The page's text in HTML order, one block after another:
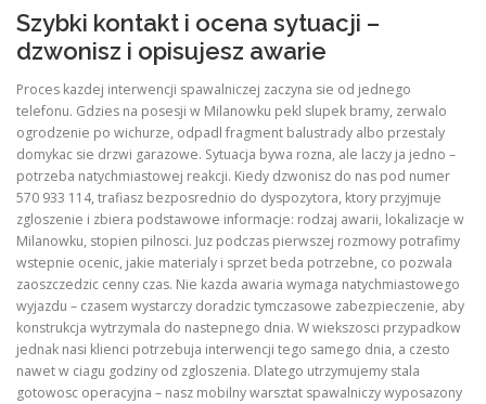
Szybki kontakt i ocena sytuacji –
dzwonisz i opisujesz awarie
Proces kazdej interwencji spawalniczej zaczyna sie od jednego
telefonu. Gdzies na posesji w Milanowku pekl slupek bramy, zerwalo
ogrodzenie po wichurze, odpadl fragment balustrady albo przestaly
domykac sie drzwi garazowe. Sytuacja bywa rozna, ale laczy ja jedno –
potrzeba natychmiastowej reakcji. Kiedy dzwonisz do nas pod numer
570 933 114, trafiasz bezposrednio do dyspozytora, ktory przyjmuje
zgloszenie i zbiera podstawowe informacje: rodzaj awarii, lokalizacje w
Milanowku, stopien pilnosci. Juz podczas pierwszej rozmowy potrafimy
wstepnie ocenic, jakie materialy i sprzet beda potrzebne, co pozwala
zaoszczedzic cenny czas. Nie kazda awaria wymaga natychmiastowego
wyjazdu – czasem wystarczy doradzic tymczasowe zabezpieczenie, aby
konstrukcja wytrzymala do nastepnego dnia. W wiekszosci przypadkow
jednak nasi klienci potrzebuja interwencji tego samego dnia, a czesto
nawet w ciagu godziny od zgloszenia. Dlatego utrzymujemy stala
gotowosc operacyjna – nasz mobilny warsztat spawalniczy wyposazony